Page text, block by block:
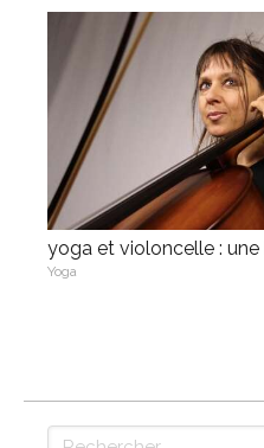
yoga et violoncelle :
Yoga
Rechercher